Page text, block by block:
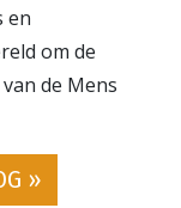
en
om de
de Mens
»